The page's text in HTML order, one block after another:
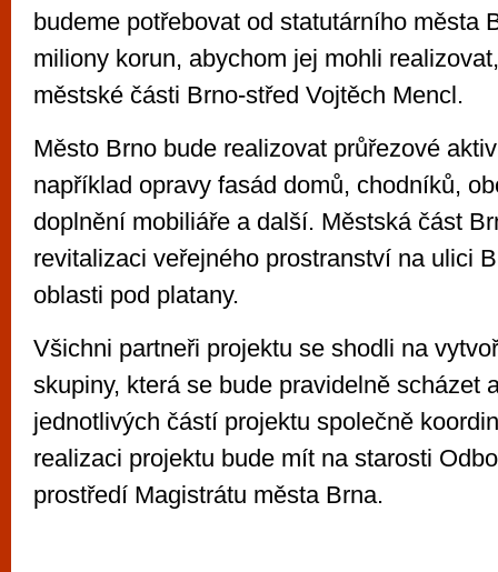
budeme potřebovat od statutárního města
miliony korun, abychom jej mohli
městské části Brno-střed Vojtěch Mencl.
Město Brno bude realizovat průřezové
například opravy fasád domů, chodníků,
doplnění mobiliáře a další. Městská část
revitalizaci veřejného prostranství na ulici
oblasti pod platany.
Všichni partneři projektu se shodli na
skupiny, která se bude pravidelně scházet
jednotlivých částí projektu společně
realizaci projektu bude mít na starosti
prostředí Magistrátu města Brna.